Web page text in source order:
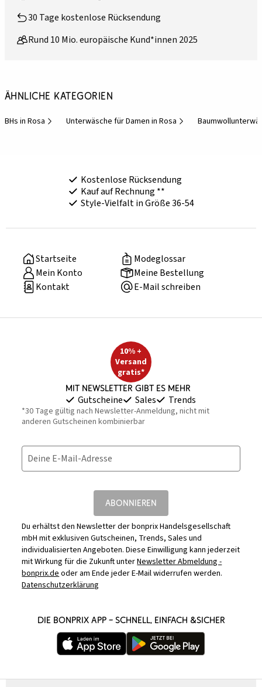
30 Tage kostenlose Rücksendung
Rund 10 Mio. europäische Kund*innen 2025
Ähnliche Kategorien
BHs in Rosa Unterwäsche für Damen in Rosa
Kostenlose Rücksendung
Kauf auf Rechnung **
Style-Vielfalt in Größe 36-54
Startseite
Modeglossar
Mein Konto
Meine Bestellung
Kontakt
E-Mail schreiben
10% +
Versand
gratis*
Mit Newsletter gibt es mehr
Gutscheine Sales Trends
*30 Tage gültig nach Newsletter-Anmeldung, nicht mit
anderen Gutscheinen kombinierbar
Deine E-Mail-Adresse
ABONNIEREN
Du erhältst den Newsletter der bonprix Handelsgesellschaft
mbH mit exklusiven Gutscheinen, Trends, Sales und
individualisierten Angeboten. Diese Einwilligung kann jederzeit
mit Wirkung für die Zukunft unterNewsletter Abmeldung -
bonprix.deoder am Ende jeder E-Mail widerrufen werden.
Datenschutzerklärung
DIE BONPRIX APP – SCHNELL, EINFACH &SICHER